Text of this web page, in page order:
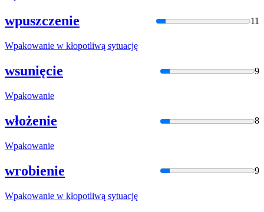
wpuszczenie 11
Wpakowanie w kłopotliwą sytuację
wsunięcie 9
Wpakowanie
włożenie 8
Wpakowanie
wrobienie 9
Wpakowanie w kłopotliwą sytuację